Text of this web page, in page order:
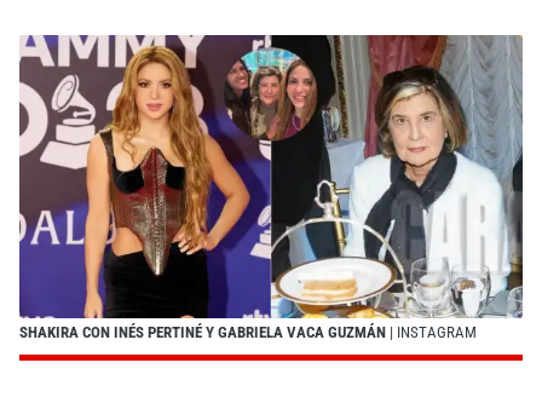
SHAKIRA CON INÉS PERTINÉ Y GABRIELA VACA GUZMÁN | INSTAGRAM